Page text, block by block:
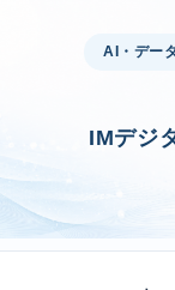
AI・デー
IMデジ